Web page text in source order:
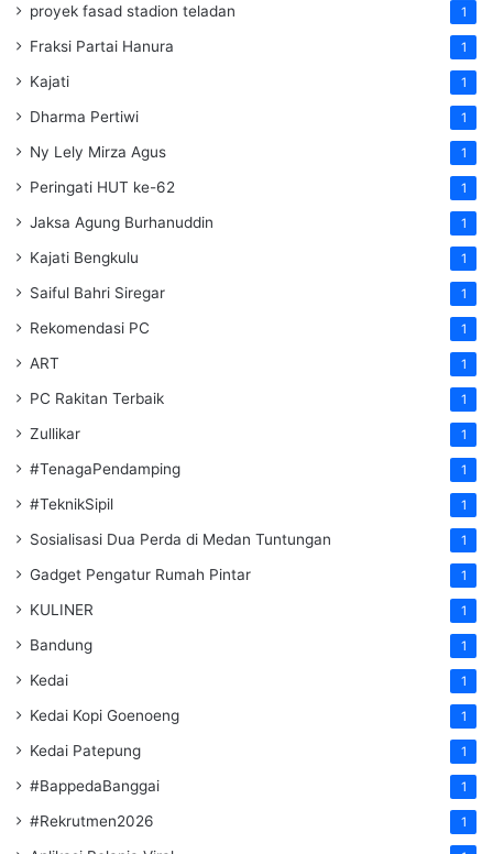
proyek fasad stadion teladan 1
Fraksi Partai Hanura 1
Kajati 1
Dharma Pertiwi 1
Ny Lely Mirza Agus 1
Peringati HUT ke-62 1
Jaksa Agung Burhanuddin 1
Kajati Bengkulu 1
Saiful Bahri Siregar 1
Rekomendasi PC 1
ART 1
PC Rakitan Terbaik 1
Zullikar 1
#TenagaPendamping 1
#TeknikSipil 1
Sosialisasi Dua Perda di Medan Tuntungan 1
Gadget Pengatur Rumah Pintar 1
KULINER 1
Bandung 1
Kedai 1
Kedai Kopi Goenoeng 1
Kedai Patepung 1
#BappedaBanggai 1
#Rekrutmen2026 1